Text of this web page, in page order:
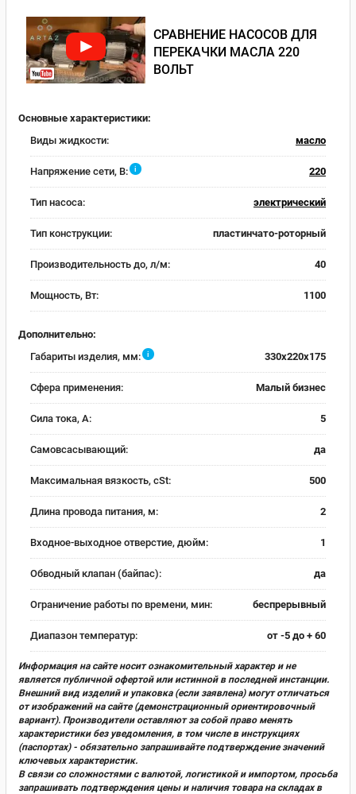
СРАВНЕНИЕ НАСОСОВ ДЛЯ
ПЕРЕКАЧКИ МАСЛА 220
ВОЛЬТ
Основные характеристики:
Виды жидкости:
масло
Напряжение сети, В: i 220
Тип насоса: электрический
Тип конструкции: пластинчато-роторный
Производительность до, л/м: 40
Мощность, Вт: 1100
Дополнительно:
Габариты изделия, мм:
i 330x220x175
Сфера применения: Малый бизнес
Сила тока, А: 5
Самовсасывающий: да
Максимальная вязкость, cSt: 500
Длина провода питания, м: 2
Входное-выходное отверстие, дюйм: 1
Обводный клапан (байпас): да
Ограничение работы по времени, мин: беспрерывный
Диапазон температур: от -5 до + 60
Информация на сайте носит ознакомительный характер и не
является публичной офертой или истинной в последней инстанции.
Внешний вид изделий и упаковка (если заявлена) могут отличаться
от изображений на сайте (демонстрационный ориентировочный
вариант). Производители оставляют за собой право менять
характеристики без уведомления, в том числе в инструкциях
(паспортах) - обязательно запрашивайте подтверждение значений
ключевых характеристик.
В связи со сложностями с валютой, логистикой и импортом, просьба
запрашивать подтверждения цены и наличия товара на складах в